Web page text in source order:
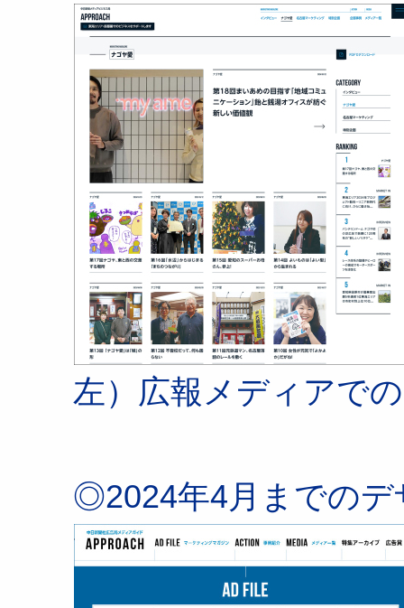
左）広報メディアで
◎2024年4月までのデ